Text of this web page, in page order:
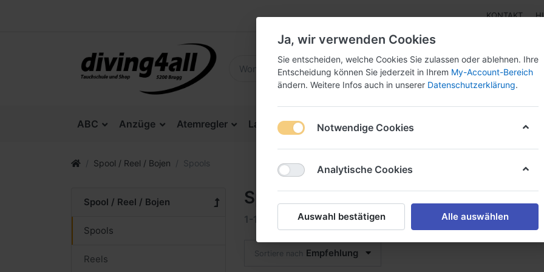
KONTAKT
ABC Anzüge Atemregler Lampen Instrumente Schnäppchenecke
Spool / Reel / Bojen Spools
Spool / Reel / Bojen
Spools
Reels
Spools
1-16
Sortiere nach Empfehlung
Ja, wir verwenden Cookies
Sie entscheiden, welche Cookies Sie zulassen oder ablehnen. Ihre
Entscheidung können Sie jederzeit in Ihrem My-Account-Bereich
ändern. Weitere Infos auch in unserer Datenschutzerklärung.
Notwendige Cookies
Analytische Cookies
Auswahl bestätigen Alle auswählen